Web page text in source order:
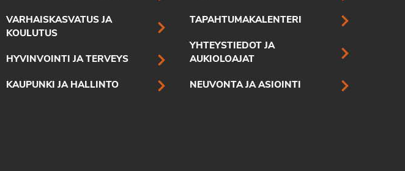
VARHAISKASVATUS JA
KOULUTUS
HYVINVOINTI JA TERVEYS
KAUPUNKI JA HALLINTO
TAPAHTUMAKALENTERI
YHTEYSTIEDOT JA
AUKIOLOAJAT
NEUVONTA JA ASIOINTI